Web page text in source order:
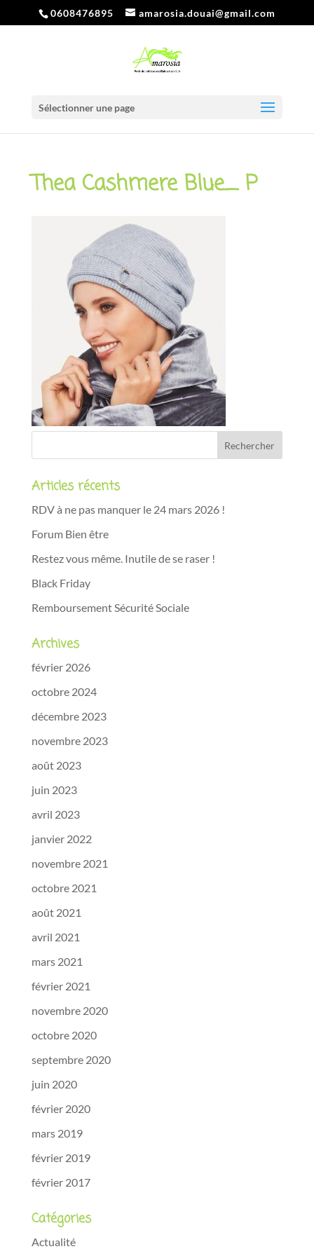
0608476895 amarosia.douai@gmail.com
Sélectionner une page
Thea Cashmere Blue_ P
Articles récents
RDV à ne pas manquer le 24 mars 2026 !
Forum Bien être
Restez vous même. Inutile de se raser !
Black Friday
Remboursement Sécurité Sociale
Archives
février 2026
octobre 2024
décembre 2023
novembre 2023
août 2023
juin 2023
avril 2023
janvier 2022
novembre 2021
octobre 2021
août 2021
avril 2021
mars 2021
février 2021
novembre 2020
octobre 2020
septembre 2020
juin 2020
février 2020
mars 2019
février 2019
février 2017
Catégories
Actualité